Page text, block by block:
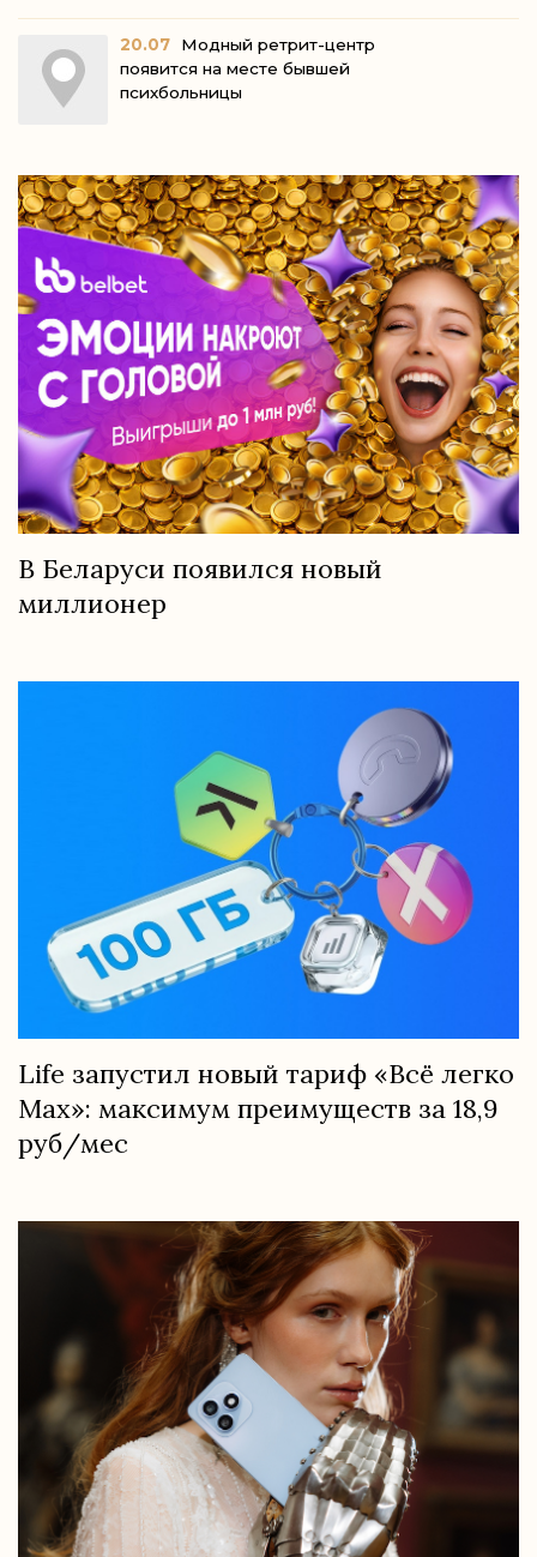
20.07
Модный ретрит-центр
появится на месте бывшей
психбольницы
В Беларуси появился новый
миллионер
Life запустил новый тариф «Всё легко
Max»: максимум преимуществ за 18,9
руб/мес